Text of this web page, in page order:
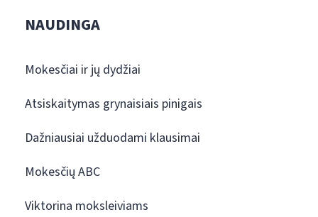
NAUDINGA
Mokesčiai ir jų dydžiai
Atsiskaitymas grynaisiais pinigais
Dažniausiai užduodami klausimai
Mokesčių ABC
Viktorina moksleiviams